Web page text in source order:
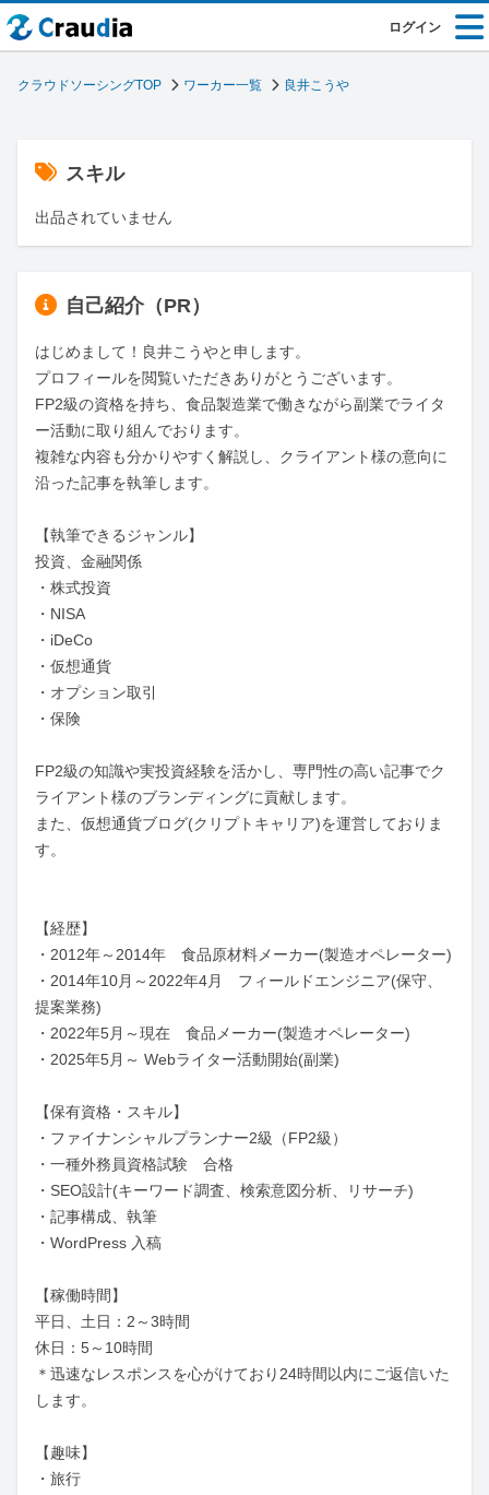
ログイン
クラウドソーシングTOP ワーカー一覧 良井こうや
スキル
出品されていません
自己紹介（PR）
はじめまして！良井こうやと申します。
プロフィールを閲覧いただきありがとうございます。
FP2級の資格を持ち、食品製造業で働きながら副業でライタ
ー活動に取り組んでおります。
複雑な内容も分かりやすく解説し、クライアント様の意向に
沿った記事を執筆します。
【執筆できるジャンル】
投資、金融関係
・株式投資
・NISA
・iDeCo
・仮想通貨
・オプション取引
・保険
FP2級の知識や実投資経験を活かし、専門性の高い記事でク
ライアント様のブランディングに貢献します。
また、仮想通貨ブログ(クリプトキャリア)を運営しておりま
す。
【経歴】
・2012年～2014年　食品原材料メーカー(製造オペレーター)
・2014年10月～2022年4月　フィールドエンジニア(保守、
提案業務)
・2022年5月～現在　食品メーカー(製造オペレーター)
・2025年5月～ Webライター活動開始(副業)
【保有資格・スキル】
・ファイナンシャルプランナー2級（FP2級）
・一種外務員資格試験　合格
・SEO設計(キーワード調査、検索意図分析、リサーチ)
・記事構成、執筆
・WordPress 入稿
【稼働時間】
平日、土日：2～3時間
休日：5～10時間
＊迅速なレスポンスを心がけており24時間以内にご返信いた
します。
【趣味】
・旅行